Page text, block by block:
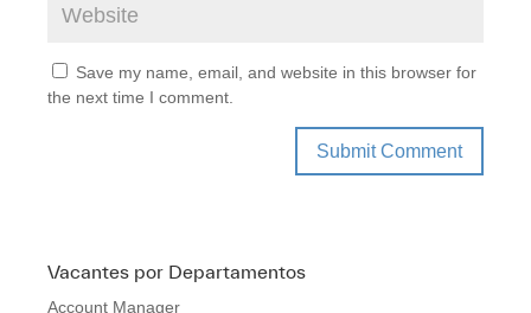
Save my name, email, and website in this browser for
the next time I comment.
Vacantes por Departamentos
Account Manager